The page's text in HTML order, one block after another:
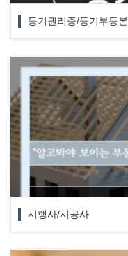
등기권리증/등기부등본
시행사/시공사